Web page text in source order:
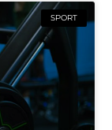
SPORT